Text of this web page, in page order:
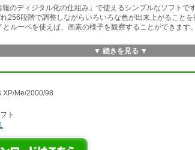
のディジタル化の仕組み」で使えるシンプルなソフトです
256段階で調整しながらいろいろな色が出来上がること
ルーペを使えば、画素の様子を観察することができます。
▼ 続きを見る ▼
XP/Me/2000/98
ト